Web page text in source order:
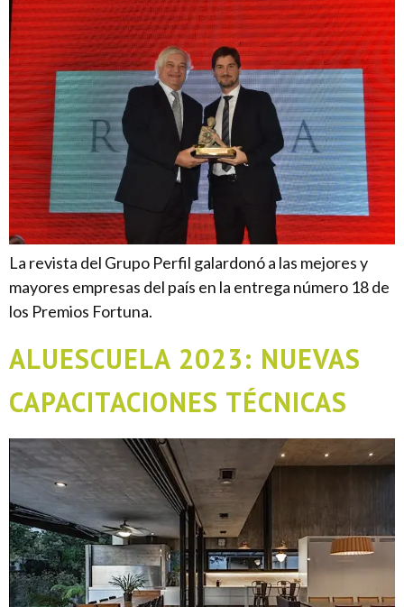
La revista del Grupo Perfil galardonó a las mejores y
mayores empresas del país en la entrega número 18 de
los Premios Fortuna.
ALUESCUELA 2023: NUEVAS
CAPACITACIONES TÉCNICAS